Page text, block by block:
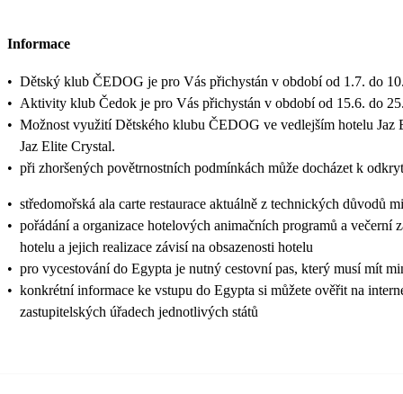
Informace
• Dětský klub ČEDOG je pro Vás přichystán v období od 1.7. do
• Aktivity klub Čedok je pro Vás přichystán v období od 15.6. do
• Možnost využití Dětského klubu ČEDOG ve vedlejším hotelu
Jaz Elite Crystal.
• při zhoršených povětrnostních podmínkách může docházet k
• středomořská ala carte restaurace aktuálně z technických důvodů
• pořádání a organizace hotelových animačních programů a
hotelu a jejich realizace závisí na obsazenosti hotelu
• pro vycestování do Egypta je nutný cestovní pas, který musí mít
• konkrétní informace ke vstupu do Egypta si můžete ověřit na
zastupitelských úřadech jednotlivých států